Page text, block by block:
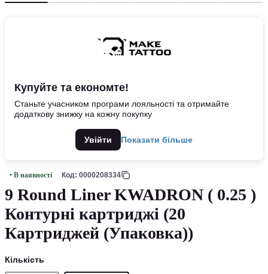
Купуйте та економте!
Станьте учасником програми лояльності та отримайте
додаткову знижку на кожну покупку
Увійти Показати більше
• В наявності Код: 0000208334
9 Round Liner KWADRON ( 0.25 )
Контурні картриджі (20
Картриджей (Упаковка))
Кількість